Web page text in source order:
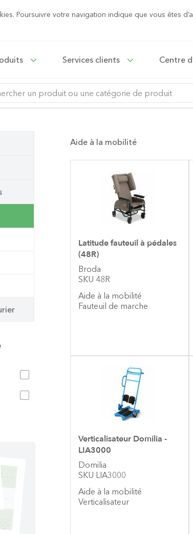
Poursuivre votre navigation indique que vous êtes
Services clients Centre
Aide à la mobilité
Latitude fauteuil à pédales
(48R)
Broda
SKU 48R
Aide à la mobilité
Fauteuil de marche
Verticalisateur Domilia -
LIA3000
Domilia
SKU LIA3000
Aide à la mobilité
Verticalisateur